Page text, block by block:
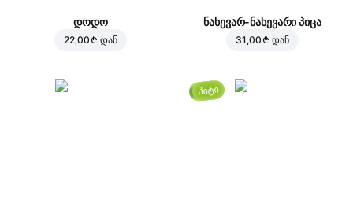
დოდო
22,00 ₾ დან
ნახევარ-ნახევარი პიცა
31,00 ₾ დან
ჰიტი